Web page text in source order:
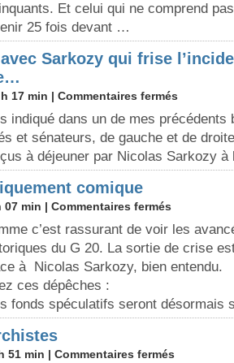
Et celui qui ne comprend
25 fois devant …
Sarkozy qui frise
17 min | Commentaires fermés
indiqué dans un de mes
et sénateurs, de gauche et de
à déjeuner par Nicolas Sarkozy
comique
07 min | Commentaires fermés
c’est rassurant de voir les
du G 20. La sortie de crise
à Nicolas Sarkozy, bien entendu.
ces dépêches :
fonds spéculatifs seront
51 min | Commentaires fermés